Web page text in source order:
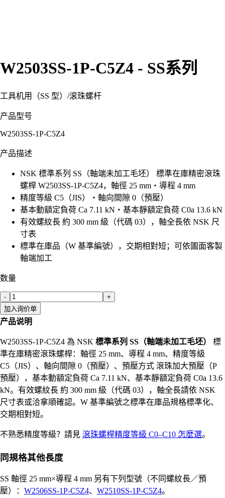
W2503SS-1P-C5Z4 - SS系列
工具机用（SS 型） /滚珠螺杆
产品型号
W2503SS-1P-C5Z4
产品描述
NSK 標準系列 SS（軸端未加工毛坯） 標準在庫精密滾珠
螺桿 W2503SS-1P-C5Z4，軸徑 25 mm・導程 4 mm
精度等級 C5（JIS）・軸向間隙 0（預壓）
基本動額定負荷 Ca 7.11 kN・基本靜額定負荷 C0a 13.6 kN
有效螺紋長 約 300 mm 級（代碼 03），軸全長依 NSK 尺
寸表
標準在庫品（W 基準編號），交期相對短；可依圖面客製
軸端加工
数量
-
+
加入询价单
产品说明
W2503SS-1P-C5Z4 為 NSK 標準系列 SS（軸端未加工毛坯）
標
準在庫精密滾珠螺桿：軸徑 25 mm、導程 4 mm、精度等級
C5（JIS）、軸向間隙 0（預壓）、預壓方式 滾珠加大預壓（P
預壓），基本動額定負荷 Ca 7.11 kN、基本靜額定負荷 C0a 13.6
kN。有效螺紋長 約 300 mm 級（代碼 03），軸全長請依 NSK
尺寸表或洽拿順確認。W 基準編號之標準在庫品規格標準化、
交期相對短。
不熟悉精度等級？請見 滾珠螺桿精度等級 C0–C10 怎麼選。
同規格其他長度
SS 軸徑 25 mm×導程 4 mm 另有下列型號（不同螺紋長／預
壓）： W2506SS-1P-C5Z4、 W2510SS-1P-C5Z4。